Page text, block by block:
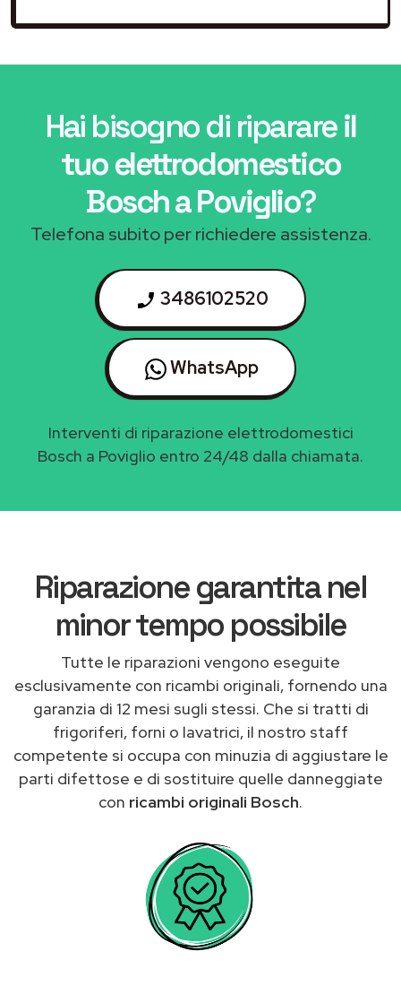
Hai bisogno di riparareil
tuo elettrodomestico
Bosch a Poviglio?
Telefona subito per richiedere assistenza.
3486102520
WhatsApp
Interventi di riparazione elettrodomestici
Bosch a Poviglio entro 24/48 dalla chiamata.
Riparazione garantita nel
minor tempo possibile
Tutte le riparazioni vengono eseguite
esclusivamente con ricambi originali, fornendo una
garanzia di 12 mesi sugli stessi. Che si tratti di
frigoriferi, forni o lavatrici, il nostro staff
competente si occupa con minuzia di aggiustare le
parti difettose e di sostituire quelle danneggiate
con ricambi originali Bosch.